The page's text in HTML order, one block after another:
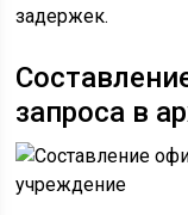
задержек.
запроса в